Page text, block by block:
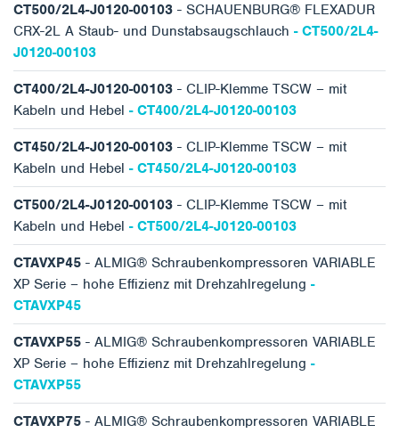
CT500/2L4-J0120-00103 - SCHAUENBURG® FLEXADUR
CRX-2L A Staub- und Dunstabsaugschlauch - CT500/2L4-
J0120-00103
CT400/2L4-J0120-00103 - CLIP-Klemme TSCW – mit
Kabeln und Hebel - CT400/2L4-J0120-00103
CT450/2L4-J0120-00103 - CLIP-Klemme TSCW – mit
Kabeln und Hebel - CT450/2L4-J0120-00103
CT500/2L4-J0120-00103 - CLIP-Klemme TSCW – mit
Kabeln und Hebel - CT500/2L4-J0120-00103
CTAVXP45 - ALMIG® Schraubenkompressoren VARIABLE
XP Serie – hohe Effizienz mit Drehzahlregelung -
CTAVXP45
CTAVXP55 - ALMIG® Schraubenkompressoren VARIABLE
XP Serie – hohe Effizienz mit Drehzahlregelung -
CTAVXP55
CTAVXP75 - ALMIG® Schraubenkompressoren VARIABLE